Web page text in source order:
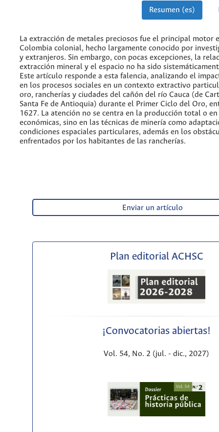
Resumen (es)
La extracción de metales preciosos fue el principal motor
Colombia colonial, hecho largamente conocido por
y extranjeros. Sin embargo, con pocas excepciones, la
extracción mineral y el espacio no ha sido
Este artículo responde a esta falencia, analizando el
en los procesos sociales en un contexto extractivo
oro, rancherías y ciudades del cañón del río Cauca (de
Santa Fe de Antioquia) durante el Primer Ciclo del Oro,
1627. La atención no se centra en la producción total o
económicas, sino en las técnicas de minería como
condiciones espaciales particulares, además en los
enfrentados por los habitantes de las rancherías.
Enviar un artículo
Plan editorial ACHSC
¡Convocatorias abiertas!
Vol. 54, No. 2 (jul. - dic., 2027)